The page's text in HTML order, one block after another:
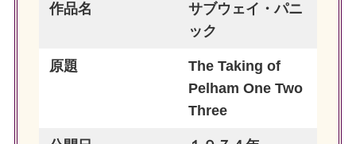
作品名
サブウェイ・パニ
ック
原題
The Taking of
Pelham One Two
Three